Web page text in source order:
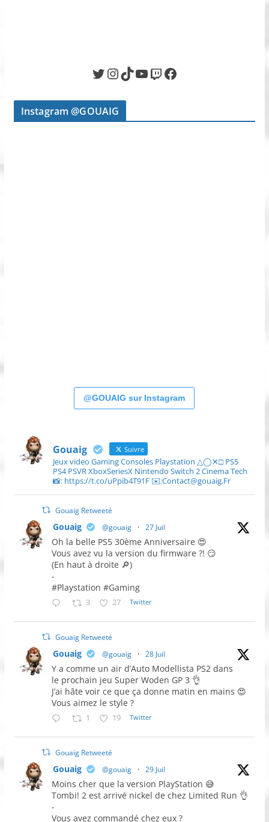
Twitter InstagramTikTok YouTube Twitch Facebook
Instagram @GOUAIG
@GOUAIG sur Instagram
Gouaig Suivre
Jeux video Gaming Consoles Playstation △◯✕□ PS5
PS4 PSVR XboxSeriesX Nintendo Switch 2 Cinema Tech
📸: https://t.co/uPpib4T91F ✉️:Contact@gouaig.Fr
Gouaig Retweeté
Gouaig @gouaig · 27 Juil
Oh la belle PS5 30ème Anniversaire 😍
Vous avez vu la version du firmware ?! 😏
(En haut à droite 🔎)
-
#Playstation #Gaming
3 27 Twitter
Gouaig Retweeté
Gouaig @gouaig · 28 Juil
Y a comme un air d’Auto Modellista PS2 dans
le prochain jeu Super Woden GP 3 👌
J’ai hâte voir ce que ça donne matin en mains 😍
Vous aimez le style ?
1 19 Twitter
Gouaig Retweeté
Gouaig @gouaig · 29 Juil
Moins cher que la version PlayStation 😅
Tombi! 2 est arrivé nickel de chez Limited Run 👌
-
Vous avez commandé chez eux ?